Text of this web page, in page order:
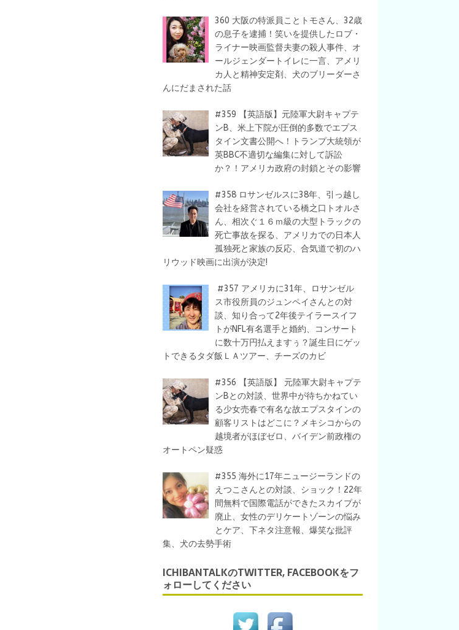
360 大阪の特派員ことトモさん、32歳
の息子を逮捕！笑いを提供したロブ・
ライナー映画監督夫妻の殺人事件、オ
ールジェンダートイレに一言、アメリ
カ人と精神安定剤、犬のブリーダーさ
んにだまされた話
#359 【英語版】元陸軍大尉キャプテ
ンB、米上下院が圧倒的多数でエプス
タイン文書公開へ！トランプ大統領が
英BBC不適切な編集に対して訴訟
か？！アメリカ政府の封鎖とその影響
#358 ロサンゼルスに38年、引っ越し
会社を経営されている橋之口トオルさ
ん、相次ぐ１６ｍ級の大型トラックの
死亡事故を探る、アメリカでの日本人
孤独死と家族の反応、合気道で初のハ
リウッド映画に出演が決定!
#357 アメリカに31年、ロサンゼル
ス市役所員のジュンペイさんとの対
談、知り合って2年後テイラースイフ
トがNFL有名選手と婚約、コンサート
に数十万円払えますぅ？誕生日にゲッ
トできるタダ飯ＬＡツアー、チーズのカビ
#356 【英語版】 元陸軍大尉キャプテ
ンBとの対談、世界中が待ちかねてい
る少女売春で有名な故エプスタインの
顧客リストはどこに？メキシコからの
越境者がほぼゼロ、バイデン前政権の
オートペン疑惑
#355 海外に17年ニュージーランドの
えつこさんとの対談、ショック！22年
間無料で国際電話ができたスカイプが
廃止、女性のデリケートゾーンの悩み
とケア、下ネタ注意報、爆笑な批評
集、犬の去勢手術
ICHIBANTALKのTWITTER, FACEBOOKをフ
ォローしてください